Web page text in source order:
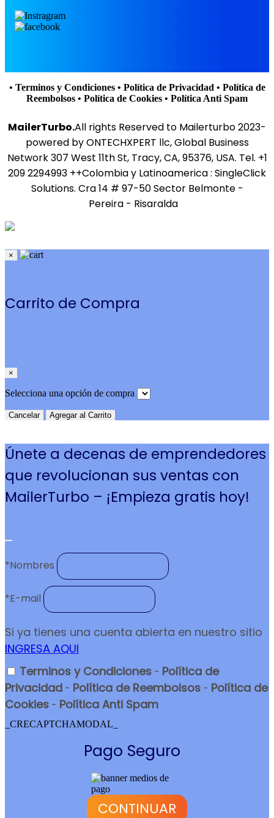
• Terminos y Condiciones • Política de Privacidad • Política de
Reembolsos • Política de Cookies • Política Anti Spam
MailerTurbo.All rights Reserved to Mailerturbo 2023-
powered by ONTECHXPERT llc, Global Business
Network 307 West 11th St, Tracy, CA, 95376, USA. Tel. +1
209 2294993 ++Colombia y Latinoamerica : SingleClick
Solutions. Cra 14 # 97-50 Sector Belmonte -
Pereira - Risaralda
×
Carrito de Compra
×
Selecciona una opción de compra
Cancelar Agregar al Carrito
Únete a decenas de emprendedores
que revolucionan sus ventas con
MailerTurbo – ¡Empieza gratis hoy!
*Nombres
*E-mail
Si ya tienes una cuenta abierta en nuestro sitio
INGRESA AQUI
Terminos y Condiciones - Política de
Privacidad - Política de Reembolsos - Política de
Cookies - Política Anti Spam
_CRECAPTCHAMODAL_
Pago Seguro
CONTINUAR